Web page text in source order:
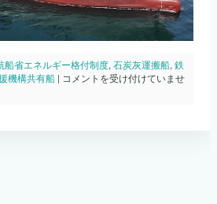
船省エネルギー格付制度,石炭灰運搬船,鉄
機構共有船 | 内
コメントを受け付けていませ